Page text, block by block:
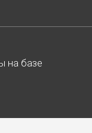
на базе